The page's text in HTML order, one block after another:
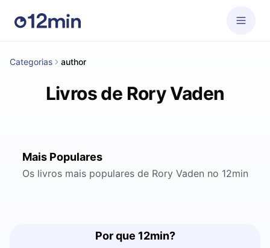
Categorias author
Livros de Rory Vaden
Mais Populares
Os livros mais populares de Rory Vaden no 12min
Por que 12min?